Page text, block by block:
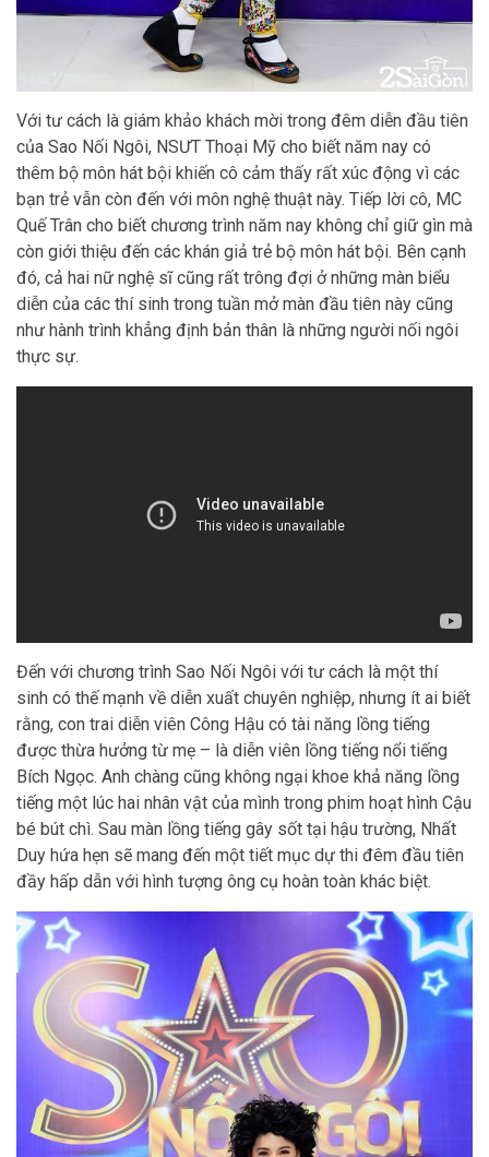
Với tư cách là giám khảo khách mời trong đêm diễn đầu tiên
của Sao Nối Ngôi, NSƯT Thoại Mỹ cho biết năm nay có
thêm bộ môn hát bội khiến cô cảm thấy rất xúc động vì các
bạn trẻ vẫn còn đến với môn nghệ thuật này. Tiếp lời cô, MC
Quế Trân cho biết chương trình năm nay không chỉ giữ gìn mà
còn giới thiệu đến các khán giả trẻ bộ môn hát bội. Bên cạnh
đó, cả hai nữ nghệ sĩ cũng rất trông đợi ở những màn biểu
diễn của các thí sinh trong tuần mở màn đầu tiên này cũng
như hành trình khẳng định bản thân là những người nối ngôi
thực sự.
Đến với chương trình Sao Nối Ngôi với tư cách là một thí
sinh có thế mạnh về diễn xuất chuyên nghiệp, nhưng ít ai biết
rằng, con trai diễn viên Công Hậu có tài năng lồng tiếng
được thừa hưởng từ mẹ – là diễn viên lồng tiếng nổi tiếng
Bích Ngọc. Anh chàng cũng không ngại khoe khả năng lồng
tiếng một lúc hai nhân vật của mình trong phim hoạt hình Cậu
bé bút chì. Sau màn lồng tiếng gây sốt tại hậu trường, Nhất
Duy hứa hẹn sẽ mang đến một tiết mục dự thi đêm đầu tiên
đầy hấp dẫn với hình tượng ông cụ hoàn toàn khác biệt.